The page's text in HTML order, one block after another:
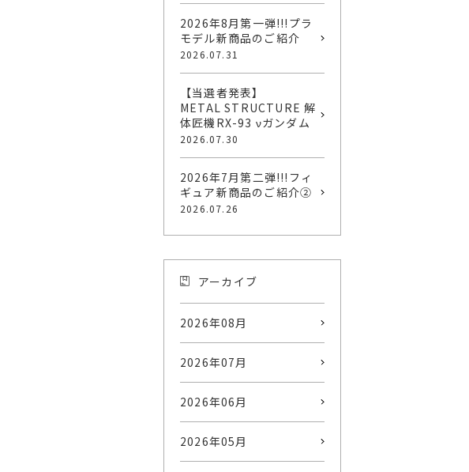
2026年8月第一弾!!!プラ
モデル新商品のご紹介
2026.07.31
【当選者発表】
METAL STRUCTURE 解
体匠機RX-93 νガンダム
2026.07.30
2026年7月第二弾!!!フィ
ギュア新商品のご紹介②
2026.07.26
アーカイブ
2026年08月
2026年07月
2026年06月
2026年05月